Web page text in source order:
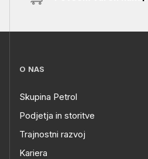
O NAS
Skupina Petrol
Podjetja in storitve
Trajnostni razvoj
Kariera